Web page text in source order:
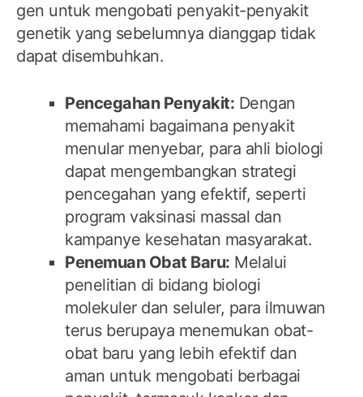
gen untuk mengobati penyakit-penyakit
genetik yang sebelumnya dianggap tidak
dapat disembuhkan.
Pencegahan Penyakit: Dengan
memahami bagaimana penyakit
menular menyebar, para ahli biologi
dapat mengembangkan strategi
pencegahan yang efektif, seperti
program vaksinasi massal dan
kampanye kesehatan masyarakat.
Penemuan Obat Baru: Melalui
penelitian di bidang biologi
molekuler dan seluler, para ilmuwan
terus berupaya menemukan obat-
obat baru yang lebih efektif dan
aman untuk mengobati berbagai